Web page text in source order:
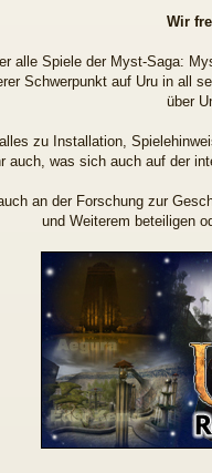
Wir
alle Spiele der Myst-Saga:
Schwerpunkt auf Uru in all
über
zu Installation,
auch, was sich auch auf der
an der Forschung zur
und Weiterem beteiligen